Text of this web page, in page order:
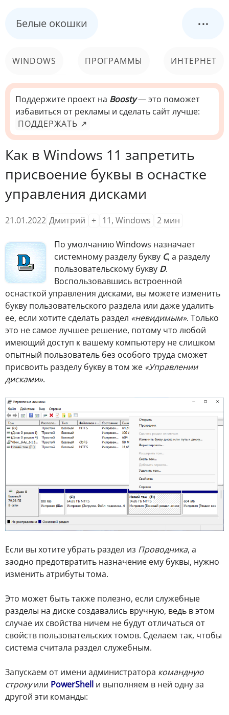
Белые окошки ...
WINDOWS ПРОГРАММЫ ИНТЕРНЕТ
КОМПЬЮТЕР
СИСТЕМА
Поддержите проект на Boosty— это поможет
избавиться от рекламы и сделать сайт лучше:
ПОДДЕРЖАТЬ ↗
Как в Windows 11 запретить
присвоение буквы в оснастке
управления дисками
21.01.2022 Дмитрий + 11, Windows 2 мин
По умолчанию Windows назначает
системному разделу букву C, а разделу
пользовательскому букву D.
Воспользовавшись встроенной
оснасткой управления дисками, вы можете изменить
букву пользовательского раздела или даже удалить
ее, если хотите сделать раздел «невидимым». Только
это не самое лучшее решение, потому что любой
имеющий доступ к вашему компьютеру не слишком
опытный пользователь без особого труда сможет
присвоить разделу букву в том же «Управлении
дисками».
Если вы хотите убрать раздел из Проводника, а
заодно предотвратить назначение ему буквы, нужно
изменить атрибуты тома.
Это может быть также полезно, если служебные
разделы на диске создавались вручную, ведь в этом
случае их свойства ничем не будут отличаться от
свойств пользовательских томов. Сделаем так, чтобы
система считала раздел служебным.
Запускаем от имени администратора командную
строкуили PowerShell и выполняем в ней одну за
другой эти команды: